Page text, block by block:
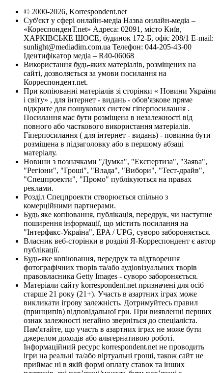
© 2000-2026, Korrespondent.net
Суб'єкт у сфері онлайн-медіа Назва онлайн-медіа –
«КореспонденТ.net» Адреса: 02091, місто Київ,
ХАРКІВСЬКЕ ШОСЕ, будинок 172-Б, офіс 208/1 E-mail:
sunlight@mediadim.com.ua Телефон: 044-205-43-00
Ідентифікатор медіа – R40-06068
Використання будь-яких матеріалів, розміщених на
сайті, дозволяється за умови посилання на
Корреспондент.net.
При копіюванні матеріалів зі сторінки « Новини України
і світу» , для інтернет - видань - обов'язкове пряме
відкрите для пошукових систем гіперпосилання .
Посилання має бути розміщена в незалежності від
повного або часткового використання матеріалів.
Гіперпосилання ( для інтернет - видань) - повинна бути
розміщена в підзаголовку або в першому абзаці
матеріалу.
Новини з позначками "Думка", "Експертиза", "Заява",
"Регіони", "Гроші", "Влада", "Вибори", "Тест-драйв",
"Спецпроекти", "Промо" публікуються на правах
реклами.
Розділ Спецпроекти створюється спільно з
комерційними партнерами.
Будь яке копіювання, публікація, передрук, чи наступне
поширення інформації, що містить посилання на
"Інтерфакс-Україна", EPA / UPG, суворо забороняється.
Власник веб-сторінки в розділі Я-Корреспондент є автор
публікації.
Будь-яке копіювання, передрук та відтворення
фотографічних творів та/або аудіовізуальних творів
правовласника Getty Images - суворо забороняється.
Матеріали сайту korrespondent.net призначені для осіб
старше 21 року (21+). Участь в азартних іграх може
викликати ігрову залежність. Дотримуйтесь правил
(принципів) відповідальної гри. При виявленні перших
ознак залежності негайно зверніться до спеціаліста.
Пам'ятайте, що участь в азартних іграх не може бути
джерелом доходів або альтернативою роботі.
Інформаційний ресурс korrespondent.net не проводить
ігри на реальні та/або віртуальні гроші, також сайт не
приймає ні в якій формі оплату ставок та інших